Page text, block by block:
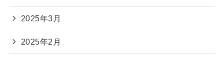
2025年3月
2025年2月